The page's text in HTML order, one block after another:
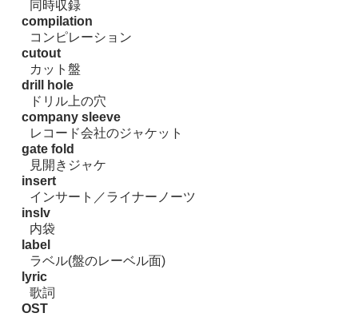
同時収録
compilation
コンピレーション
cutout
カット盤
drill hole
ドリル上の穴
company sleeve
レコード会社のジャケット
gate fold
見開きジャケ
insert
インサート／ライナーノーツ
inslv
内袋
label
ラベル(盤のレーベル面)
lyric
歌詞
OST